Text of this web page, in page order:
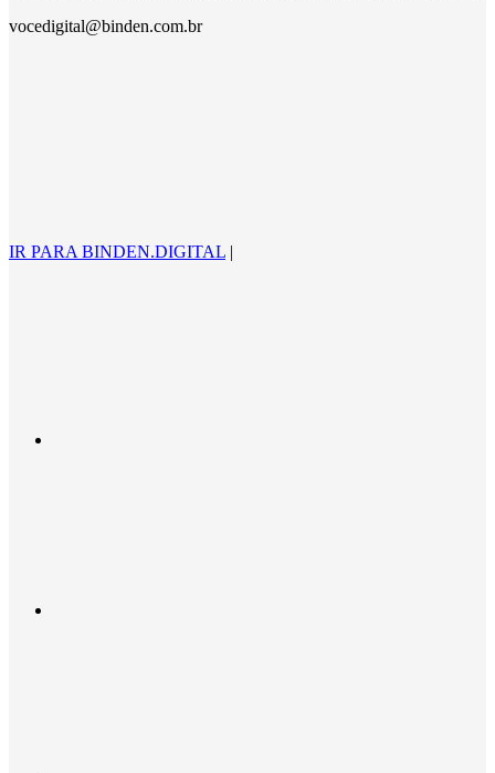
vocedigital@binden.com.br
IR PARA BINDEN.DIGITAL |